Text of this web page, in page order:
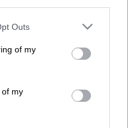
one or more Google
You may click to
its third-party tags to
in below Google
Outs
of my
of my
το «Travel
Κανάλι